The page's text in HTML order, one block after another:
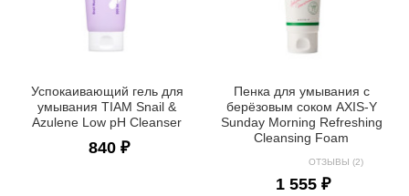
Успокаивающий гель для
умывания TIAM Snail &
Azulene Low pH Cleanser
840 ₽
Пенка для умывания с
берёзовым соком AXIS-Y
Sunday Morning Refreshing
Cleansing Foam
ОТЗЫВЫ (2)
1 555 ₽